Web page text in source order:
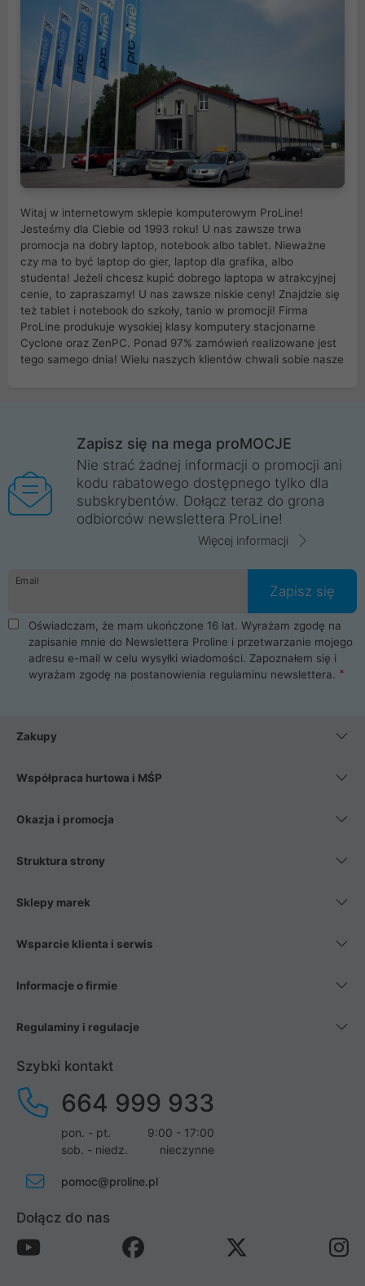
Witaj w internetowym sklepie komputerowym ProLine!
Jesteśmy dla Ciebie od 1993 roku! U nas zawsze trwa
promocja na dobry laptop, notebook albo tablet. Nieważne
czy ma to być laptop do gier, laptop dla grafika, albo
studenta! Jeżeli chcesz kupić dobrego laptopa w atrakcyjnej
cenie, to zapraszamy! U nas zawsze niskie ceny! Znajdzie się
też tablet i notebook do szkoły, tanio w promocji! Firma
ProLine produkuje wysokiej klasy komputery stacjonarne
Cyclone oraz ZenPC. Ponad 97% zamówień realizowane jest
tego samego dnia! Wielu naszych klientów chwali sobie nasze
Wrocław, Poznań, Legnica, Katowice, Gliwice, Kalisz, Bytom,
Trzebnica, Opole. Szybka i profesjonalna obsługa!
ProLine to polska firma ze 100% polskim kapitałem. Działamy
legalnie i płacimy podatki w naszym kraju! Posiadamy siedzibę
główną w Mirkowie oraz salony na terenie kraju. Cała
komunikacja ze sklepem komputerowym ProLine jest
danych osobowych. Dlatego zakup notebooka albo laptopa w
ProLine to czysta przyjemność i pełne bezpieczeństwo.
Zaopatrzysz się u nas w akcesoria i części komputerowe
takie jak procesory, karty graficzne, płyty główne, pamięci,
dyski SSD, M.2 oraz HDD. Nasi pracownicy pomogą Ci wybrać
najlepszy zasilacz komputerowy oraz obudowę do komputera.
Poza komputerami mamy również najlepsze na rynku
Smartfony takich producentów jak Xiaomi, Apple, Samsung i
wentylatory. Na koniec mając już to wszystko, możesz
Zapisz się na mega proMOCJE
Nie strać żadnej informacji o promocji ani
kodu rabatowego dostępnego tylko dla
subskrybentów. Dołącz teraz do grona
odbiorców newslettera ProLine!
Więcej informacji
Email
Zapisz się
Oświadczam, że mam ukończone 16 lat. Wyrażam zgodę na
zapisanie mnie do Newslettera Proline i przetwarzanie mojego
adresu e-mail w celu wysyłki wiadomości. Zapoznałem się i
wyrażam zgodę na postanowienia regulaminu newslettera.
Zakupy
Współpraca hurtowa i MŚP
Okazja i promocja
Struktura strony
Sklepy marek
Wsparcie klienta i serwis
Informacje o firmie
Regulaminy i regulacje
Szybki kontakt
664 999 933
pon. - pt.
9:00 - 17:00
sob. - niedz.
nieczynne
pomoc@proline.pl
Dołącz do nas